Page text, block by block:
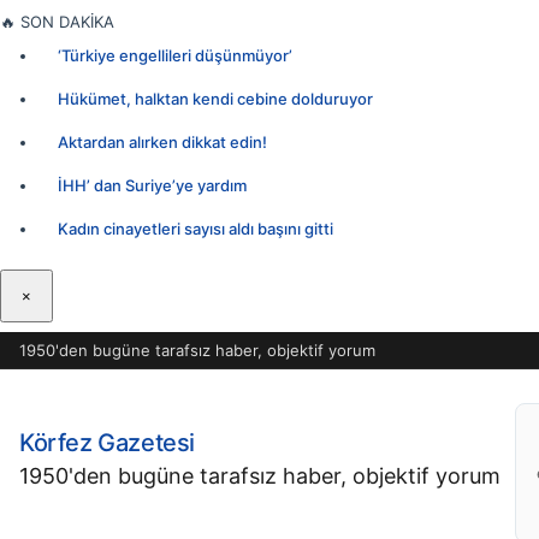
İçeriğe
🔥 SON DAKİKA
‘Türkiye engellileri düşünmüyor’
Hükümet, halktan kendi cebine dolduruyor
Aktardan alırken dikkat edin!
İHH’ dan Suriye’ye yardım
Kadın cinayetleri sayısı aldı başını gitti
×
1950'den bugüne tarafsız haber, objektif yorum
Körfez Gazetesi
1950'den bugüne tarafsız haber, objektif yorum